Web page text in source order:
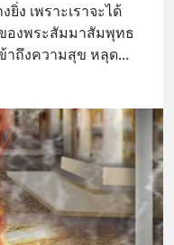
ง เพราะเราจะได้
องพระสัมมาสัมพุทธ
าถึงความสุข หลุด